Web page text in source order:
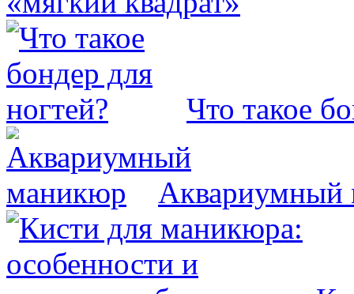
Что такое
Аквариумный